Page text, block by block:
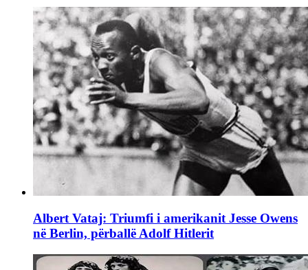
Albert Vataj: Triumfi i amerikanit Jesse Owens
në Berlin, përballë Adolf Hitlerit